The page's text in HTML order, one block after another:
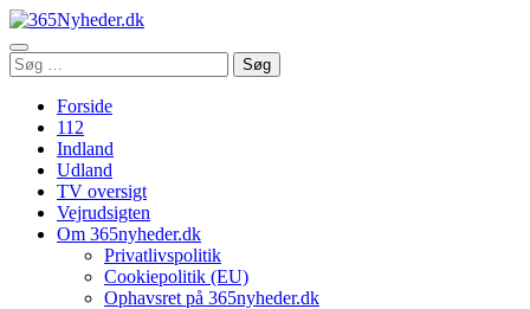
Åbn
menu
Søg
efter:
Søg
Forside
112
Indland
Udland
TV oversigt
Vejrudsigten
Om 365nyheder.dk
Privatlivspolitik
Cookiepolitik (EU)
Ophavsret på 365nyheder.dk